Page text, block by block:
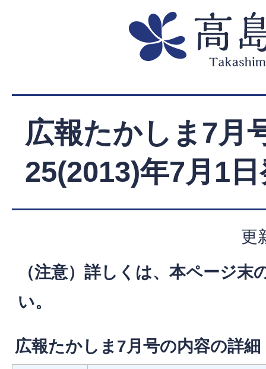
広報たかしま7月
25(2013)年7月1
更
（注意）詳しくは、本ページ末
い。
広報たかしま7月号の内容の詳細